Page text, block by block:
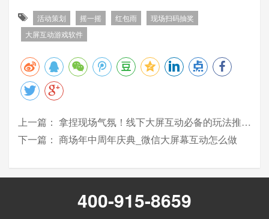
活动策划 摇一摇 红包雨
现场扫码抽奖
大屏互动游戏软件
上一篇： 拿捏现场气氛！线下大屏互动必备的玩法推荐_思讯互动
下一篇： 商场年中周年庆典_微信大屏幕互动怎么做
400-915-8659